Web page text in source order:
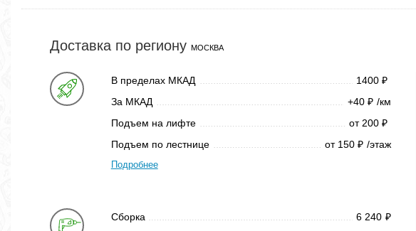
Доставка по региону МОСКВА
В пределах МКАД 1400 ₽
За МКАД +40 ₽ /км
Подъем на лифте
от 200 ₽
Подъем по лестнице от 150 ₽ /этаж
Подробнее
Сборка 6 240 ₽